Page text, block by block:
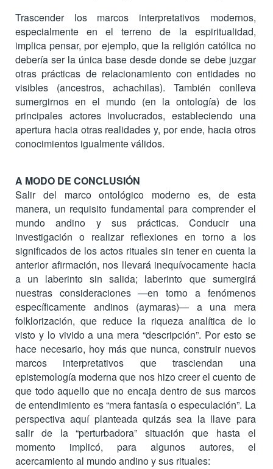
Trascender los marcos interpretativos modernos,
especialmente en el terreno de la espiritualidad,
implica pensar, por ejemplo, que la religión católica no
debería ser la única base desde donde se debe juzgar
otras prácticas de relacionamiento con entidades no
visibles (ancestros, achachilas). También conlleva
sumergirnos en el mundo (en la ontología) de los
principales actores involucrados, estableciendo una
apertura hacia otras realidades y, por ende, hacia otros
conocimientos igualmente válidos.
A MODO DE CONCLUSIÓN
Salir del marco ontológico moderno es, de esta
manera, un requisito fundamental para comprender el
mundo andino y sus prácticas. Conducir una
investigación o realizar reflexiones en torno a los
significados de los actos rituales sin tener en cuenta la
anterior afirmación, nos llevará inequívocamente hacia
a un laberinto sin salida; laberinto que sumergirá
nuestras consideraciones —en torno a fenómenos
específicamente andinos (aymaras)— a una mera
folklorización, que reduce la riqueza analítica de lo
visto y lo vivido a una mera “descripción”. Por esto se
hace necesario, hoy más que nunca, construir nuevos
marcos interpretativos que trasciendan una
epistemología moderna que nos hizo creer el cuento de
que todo aquello que no encaja dentro de sus marcos
de entendimiento es “mera fantasía o especulación”. La
perspectiva aquí planteada quizás sea la llave para
salir de la “perturbadora” situación que hasta el
momento implicó, para algunos autores, el
acercamiento al mundo andino y sus rituales: